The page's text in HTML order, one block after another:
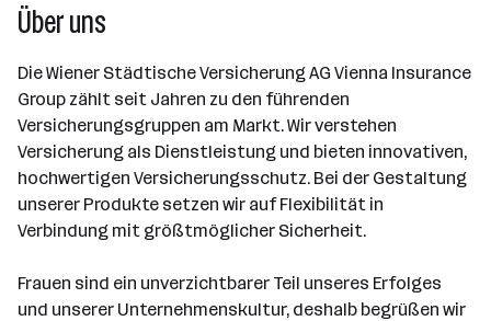
Über uns
Die Wiener Städtische Versicherung AG Vienna Insurance
Group zählt seit Jahren zu den führenden
Versicherungsgruppen am Markt. Wir verstehen
Versicherung als Dienstleistung und bieten innovativen,
hochwertigen Versicherungsschutz. Bei der Gestaltung
unserer Produkte setzen wir auf Flexibilität in
Verbindung mit größtmöglicher Sicherheit.
Frauen sind ein unverzichtbarer Teil unseres Erfolges
und unserer Unternehmenskultur, deshalb begrüßen wir